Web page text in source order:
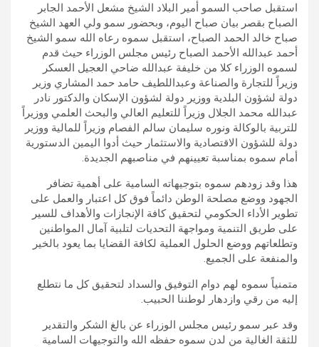
استقبل صاحب السمو أمير البلاد الشيخ مشعل الأحمد الجابر
الصباح بقصر بيان صباح اليوم، وبحضور سمو ولي العهد الشيخ
صباح خالد الحمد الصباح، استقبل سموه رعاه الله سمو الشيخ
أحمد عبدالله الأحمد الصباح رئيس مجلس الوزراء حيث قدم
لسموه الوزراء كلا من خليفة عبدالله ضاحي العجيل العسكر
وزيراً للتجارة والصناعة وعبداللطيف حامد حمد المشاري وزير
دولة لشؤون البلدية ووزير دولة لشؤون الإسكان والدكتور نادر
عبدالله محمد الجلال وزيراً للتعليم العالي والبحث العلمي ووزيراً
للتربية بالوكالة ونوره سليمان سالم الفصام وزيراً للمالية ووزير
دولة للشؤون الاقتصادية والاستثمار حيث أدوا اليمين الدستورية
أمام سموه بمناسبة تعيينهم في مناصبهم الجديدة.
هذا وقد زودهم سموه بتوجيهاته السامية على أهمية تضافر
الجهود ووضع مصلحة الوطن دائماً فوق كل اعتبار والعمل على
تطوير الأداء الحكومي لتحقيق كافة الإنجازات والأهداف للسير
على طريق التنمية ومواجهة التحديات لتلبية آمال المواطنين
وتطلعاتهم ووضع الحلول العملية لكافة القضايا بما يعود بالخير
والمنفعة على الجميع.
متمنياً سموه لهم دوام التوفيق والسداد لتحقيق كل ما نتطلع
إليه من رقي وازدهار لوطننا الحبيب.
وقد عبر سمو رئيس مجلس الوزراء عن بالغ الشكر والتقدير
للثقة الغالية من لدن سموه حفظه الله والتوجيهات السامية